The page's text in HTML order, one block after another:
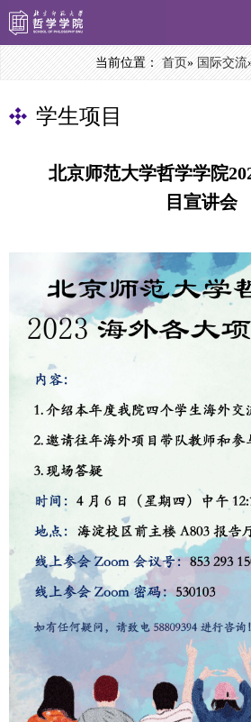
当前位置：首页»国际交流
学生项目
北京师范大学哲学学院
目宣讲会